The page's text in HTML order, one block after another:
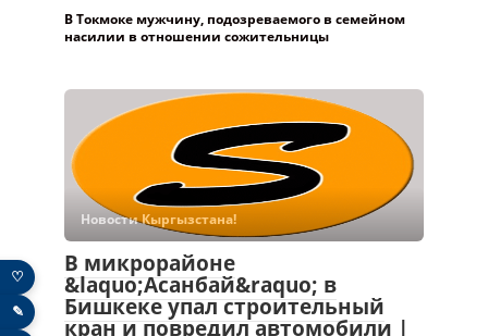
В Токмоке мужчину, подозреваемого в семейном
насилии в отношении сожительницы
Новости Кыргызстана!
В микрорайоне
&laquo;Асанбай&raquo; в
Бишкеке упал строительный
кран и повредил автомобили |
♡
✎